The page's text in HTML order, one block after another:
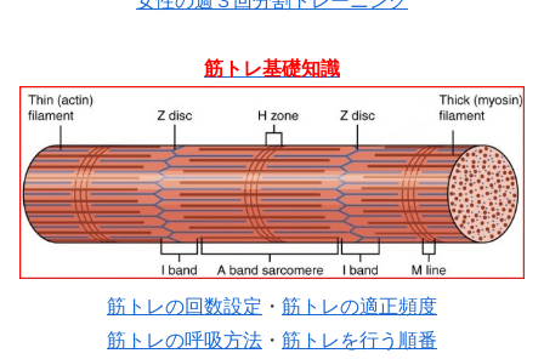
筋トレ基礎知識
筋トレの回数設定 ・ 筋トレの適正頻度
筋トレの呼吸方法 ・ 筋トレを行う順番